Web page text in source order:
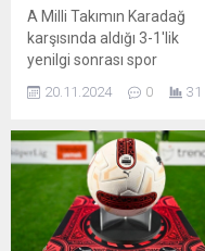
A Milli Takımın Karadağ
karşısında aldığı 3-1'lik
yenilgi sonrası spor
teknik direktör Vincenzo
püskürdü. Kahveci,
Montella'nın taktiklerini ve
oyuncu tercihlerini hedef
aldı. UEFA Uluslar B Ligi 4 ...
20.11.2024 0 31